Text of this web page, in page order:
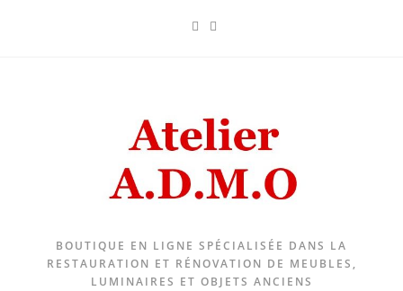
BOUTIQUE EN LIGNE SPÉCIALISÉE DANS LA
RESTAURATION ET RÉNOVATION DE MEUBLES,
LUMINAIRES ET OBJETS ANCIENS